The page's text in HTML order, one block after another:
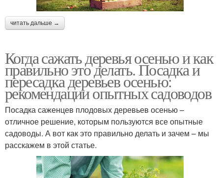
читать дальше →
Когда сажать деревья осенью и как
правильно это делать. Посадка и
пересадка деревьев осенью:
рекомендации опытных садоводов
Посадка саженцев плодовых деревьев осенью –
отличное решение, которым пользуются все опытные
садоводы. А вот как это правильно делать и зачем – мы
расскажем в этой статье.